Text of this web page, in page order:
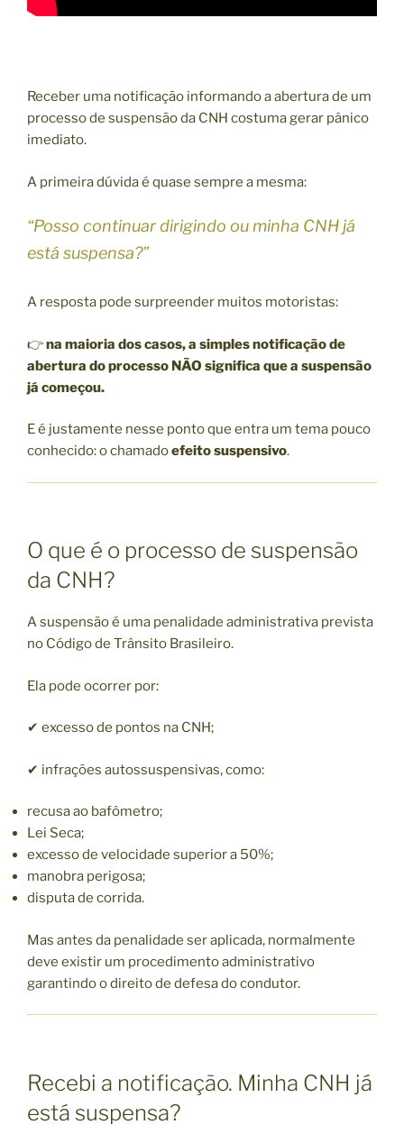
Receber uma notificação informando a abertura de um
processo de suspensão da CNH costuma gerar pânico
imediato.
A primeira dúvida é quase sempre a mesma:
“Posso continuar dirigindo ou minha CNH já
está suspensa?”
A resposta pode surpreender muitos motoristas:
👉na maioria dos casos, a simples notificação de
abertura do processo NÃO significa que a suspensão
já começou.
E é justamente nesse ponto que entra um tema pouco
conhecido: o chamadoefeito suspensivo.
O que é o processo de suspensão
da CNH?
A suspensão é uma penalidade administrativa prevista
no Código de Trânsito Brasileiro.
Ela pode ocorrer por:
✔ excesso de pontos na CNH;
✔ infrações autossuspensivas, como:
recusa ao bafômetro;
Lei Seca;
excesso de velocidade superior a 50%;
manobra perigosa;
disputa de corrida.
Mas antes da penalidade ser aplicada, normalmente
deve existir um procedimento administrativo
garantindo o direito de defesa do condutor.
Recebi a notificação. Minha CNH já
está suspensa?